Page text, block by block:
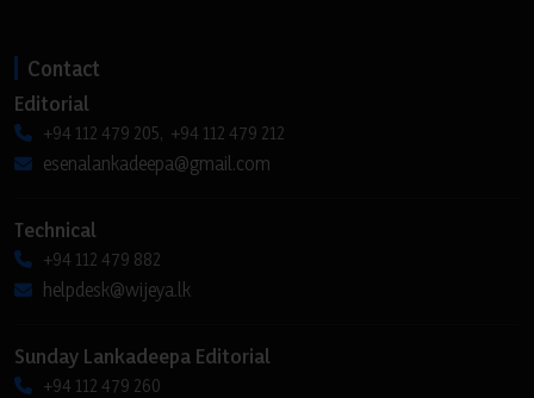
Contact
Editorial
+94 112 479 205, +94 112 479 212
esenalankadeepa@gmail.com
Technical
+94 112 479 882
helpdesk@wijeya.lk
Sunday Lankadeepa Editorial
+94 112 479 260